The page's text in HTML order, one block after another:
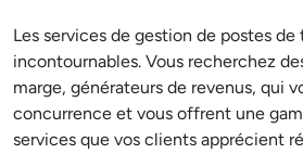
Les services de gestion de postes
incontournables. Vous recherchez
marge, générateurs de revenus, qui
concurrence et vous offrent une
services que vos clients apprécient